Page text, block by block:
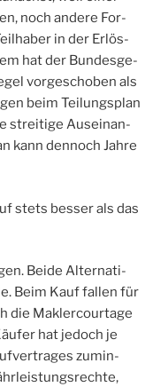
noch ande­re For­
in der Erlös­
hat der Bun­des­ge­
vor­ge­scho­ben als
beim Tei­lungs­plan
strei­ti­ge Aus­ein­an­
kann den­noch Jah­re
stets bes­ser als das
Bei­de Alter­na­ti­
Beim Kauf fal­len für
die Mak­ler­cour­ta­ge
hat jedoch je
zumin­